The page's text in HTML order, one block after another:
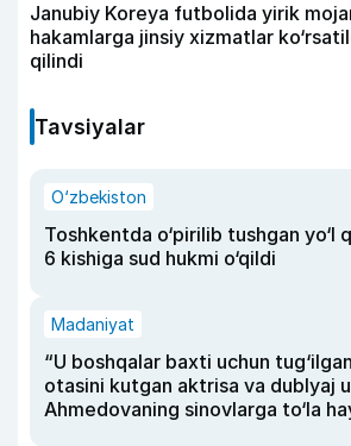
Janubiy Koreya futbolida yirik
hakamlarga jinsiy xizmatlar
qilindi
Tavsiyalar
O‘zbekiston
Toshkentda o‘pirilib tushgan yo‘l
6 kishiga sud hukmi o‘qildi
Madaniyat
“U boshqalar baxti uchun
otasini kutgan aktrisa va dublyaj
Ahmedovaning sinovlarga to‘la